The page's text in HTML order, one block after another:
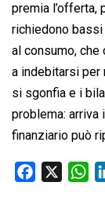
premia l’offerta,
richiedono
al consumo,
a indebitarsi per
si sgonfia e i
problema: arriva
finanziario può
W